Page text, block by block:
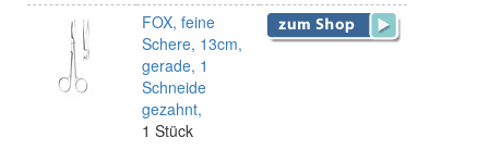
FOX, feine
Schere, 13cm,
gerade, 1
Schneide
gezahnt,
1 Stück